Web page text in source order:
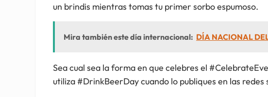
un brindis mientras tomas tu primer sorbo espumoso.
Mira también este día internacional: DÍA NACIONAL
Sea cual sea la forma en que celebres el
utiliza #DrinkBeerDay cuando lo publiques en las redes